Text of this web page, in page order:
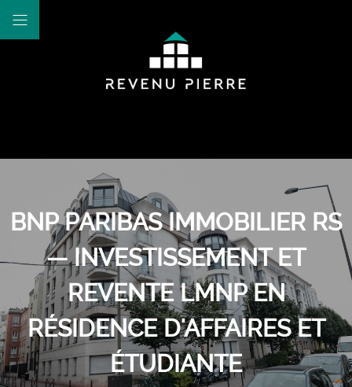
BNP PARIBAS IMMOBILIER RS
— INVESTISSEMENT ET
REVENTE LMNP EN
RÉSIDENCE D'AFFAIRES ET
ÉTUDIANTE